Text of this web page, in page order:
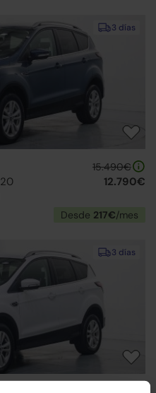
3 días
15.490€
12.790€
Desde 217€/mes
3 días